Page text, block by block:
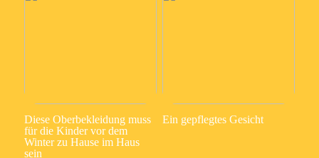
Diese Oberbekleidung muss
für die Kinder vor dem
Winter zu Hause im Haus
sein
Ein gepflegtes Gesicht